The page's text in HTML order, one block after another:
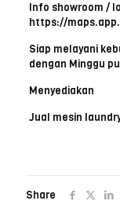
Info showroom /
https://
Siap melayani
dengan Minggu
Menyediakan
Jual mesin
Share